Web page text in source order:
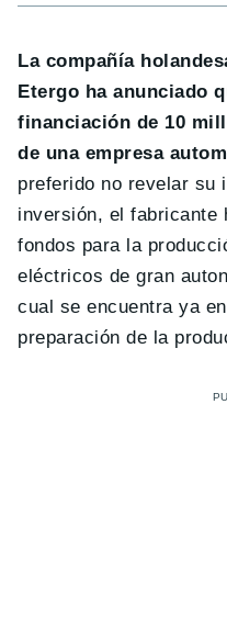
La compañía
Etergo ha anunciado
financiación de 10
de una empresa
preferido no revelar su
inversión, el fabricante
fondos para la
eléctricos de gran
cual se encuentra ya
preparación de la